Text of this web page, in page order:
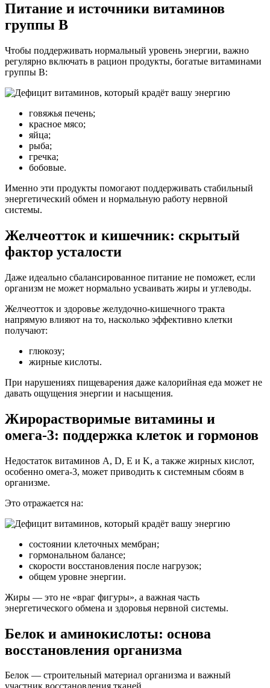
Питание и источники витаминов
группы B
Чтобы поддерживать нормальный уровень энергии, важно
регулярно включать в рацион продукты, богатые витаминами
группы B:
говяжья печень;
красное мясо;
яйца;
рыба;
гречка;
бобовые.
Именно эти продукты помогают поддерживать стабильный
энергетический обмен и нормальную работу нервной
системы.
Желчеотток и кишечник: скрытый
фактор усталости
Даже идеально сбалансированное питание не поможет, если
организм не может нормально усваивать жиры и углеводы.
Желчеотток и здоровье желудочно-кишечного тракта
напрямую влияют на то, насколько эффективно клетки
получают:
глюкозу;
жирные кислоты.
При нарушениях пищеварения даже калорийная еда может не
давать ощущения энергии и насыщения.
Жирорастворимые витамины и
омега-3: поддержка клеток и гормонов
Недостаток витаминов A, D, E и K, а также жирных кислот,
особенно омега-3, может приводить к системным сбоям в
организме.
Это отражается на:
состоянии клеточных мембран;
гормональном балансе;
скорости восстановления после нагрузок;
общем уровне энергии.
Жиры — это не «враг фигуры», а важная часть
энергетического обмена и здоровья нервной системы.
Белок и аминокислоты: основа
восстановления организма
Белок — строительный материал организма и важный